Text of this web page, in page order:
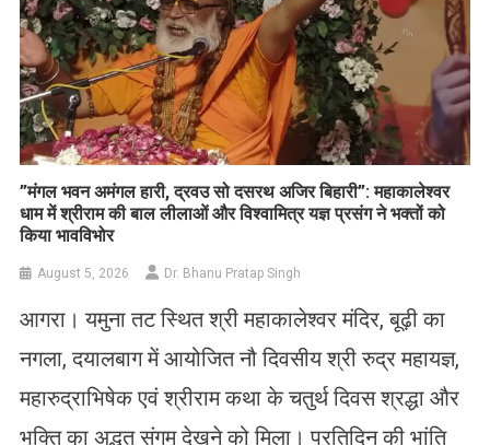
​”मंगल भवन अमंगल हारी, द्रवउ सो दसरथ अजिर बिहारी”: महाकालेश्वर
धाम में श्रीराम की बाल लीलाओं और विश्वामित्र यज्ञ प्रसंग ने भक्तों को
किया भावविभोर
August 5, 2026 Dr. Bhanu Pratap Singh
आगरा। यमुना तट स्थित श्री महाकालेश्वर मंदिर, बूढ़ी का
नगला, दयालबाग में आयोजित नौ दिवसीय श्री रुद्र महायज्ञ,
महारुद्राभिषेक एवं श्रीराम कथा के चतुर्थ दिवस श्रद्धा और
भक्ति का अद्भुत संगम देखने को मिला। प्रतिदिन की भांति